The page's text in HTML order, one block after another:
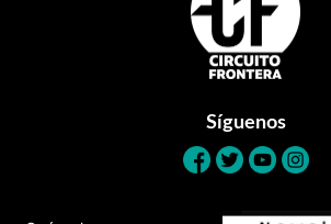
Síguenos